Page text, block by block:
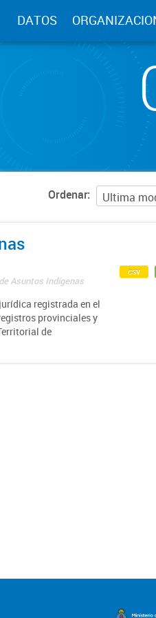
DATOS
Ordenar
Asuntos Indígenas
registrada en el
provinciales y
de
csv